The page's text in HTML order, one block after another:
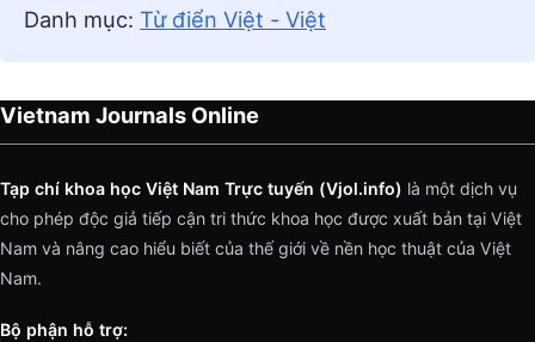
Danh mục: Từ điển Việt - Việt
Vietnam Journals Online
Tạp chí khoa học Việt Nam Trực tuyến (Vjol.info) là một dịch vụ
cho phép độc giả tiếp cận tri thức khoa học được xuất bản tại Việt
Nam và nâng cao hiểu biết của thế giới về nền học thuật của Việt
Nam.
Bộ phận hỗ trợ: